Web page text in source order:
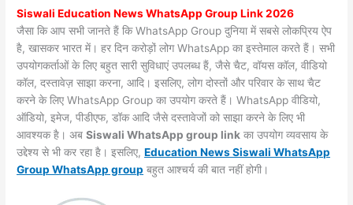
Siswali Education News WhatsApp Group Link 2026
जैसा कि आप सभी जानते हैं कि WhatsApp Group दुनिया में सबसे लोकप्रिय ऐप
है, खासकर भारत में। हर दिन करोड़ों लोग WhatsApp का इस्तेमाल करते हैं। सभी
उपयोगकर्ताओं के लिए बहुत सारी सुविधाएं उपलब्ध हैं, जैसे चैट, वॉयस कॉल, वीडियो
कॉल, दस्तावेज़ साझा करना, आदि। इसलिए, लोग दोस्तों और परिवार के साथ चैट
करने के लिए WhatsApp Group का उपयोग करते हैं। WhatsApp वीडियो,
ऑडियो, इमेज, पीडीएफ, डॉक आदि जैसे दस्तावेजों को साझा करने के लिए भी
आवश्यक है। अबSiswali WhatsApp group link का उपयोग व्यवसाय के
उद्देश्य से भी कर रहा है। इसलिए,Education News Siswali WhatsApp
Group WhatsApp group बहुत आश्चर्य की बात नहीं होगी।